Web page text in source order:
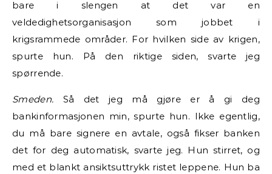
bare i slengen at det var en
veldedighetsorganisasjon som jobbet i
krigsrammede områder. For hvilken side av krigen,
spurte hun. På den riktige siden, svarte jeg
spørrende.
Smeden. Så det jeg må gjøre er å gi deg
bankinformasjonen min, spurte hun. Ikke egentlig,
du må bare signere en avtale, også fikser banken
det for deg automatisk, svarte jeg. Hun stirret, og
med et blankt ansiktsuttrykk ristet leppene. Hun ba